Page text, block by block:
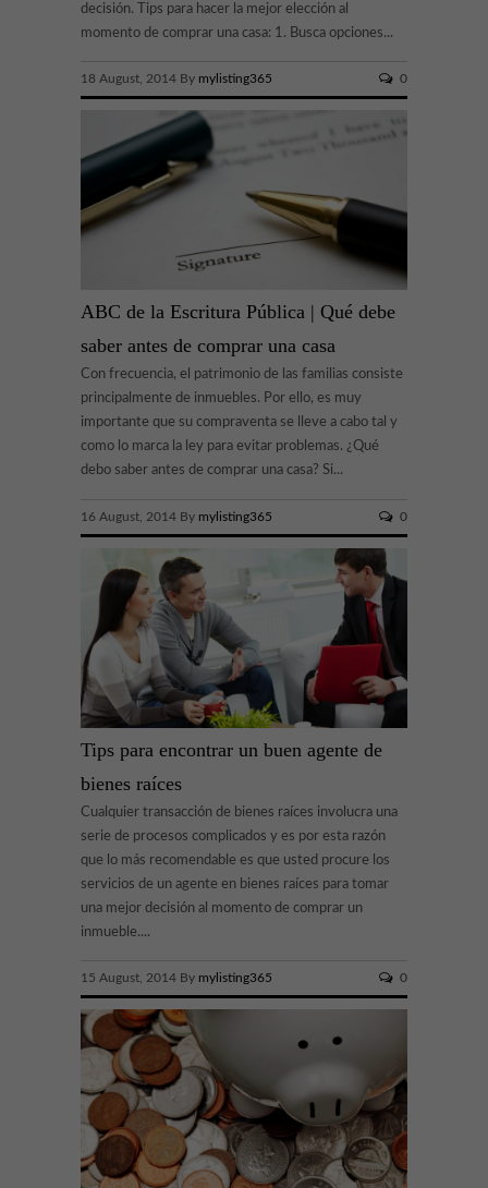
decisión. Tips para hacer la mejor elección al
momento de comprar una casa: 1. Busca opciones...
18 August, 2014 By mylisting365 0
ABC de la Escritura Pública | Qué debe
saber antes de comprar una casa
Con frecuencia, el patrimonio de las familias consiste
principalmente de inmuebles. Por ello, es muy
importante que su compraventa se lleve a cabo tal y
como lo marca la ley para evitar problemas. ¿Qué
debo saber antes de comprar una casa? Si...
16 August, 2014 By mylisting365 0
Tips para encontrar un buen agente de
bienes raíces
Cualquier transacción de bienes raíces involucra una
serie de procesos complicados y es por esta razón
que lo más recomendable es que usted procure los
servicios de un agente en bienes raíces para tomar
una mejor decisión al momento de comprar un
inmueble....
15 August, 2014 By mylisting365 0